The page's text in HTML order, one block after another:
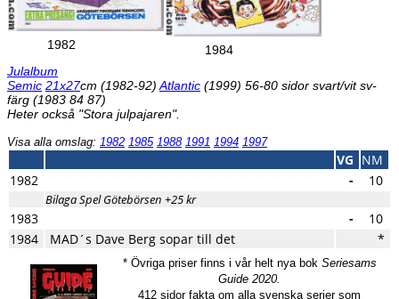
1982
1984
Julalbum
Semic 21x27cm (1982-92) Atlantic (1999) 56-80 sidor svart/vit sv-
färg (1983 84 87)
Heter också "Stora julpajaren".
Visa alla omslag: 1982 1985 1988 1991 1994 1997
VG NM
1982
- 10
Bilaga Spel Götebörsen +25 kr
1983 -
10
1984
MAD´s Dave Berg sopar till det *
* Övriga priser finns i vår helt nya bok Seriesams
Guide 2020.
412 sidor fakta om alla svenska serier som